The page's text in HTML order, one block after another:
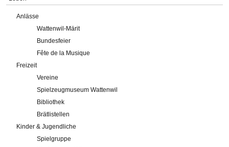
Anlässe
Wattenwil-Märit
Bundesfeier
Fête de la Musique
Freizeit
Vereine
Spielzeugmuseum Wattenwil
Bibliothek
Brätlistellen
Kinder & Jugendliche
Spielgruppe